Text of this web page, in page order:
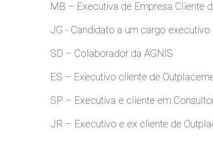
MB – Executiva de Empresa Cliente
JG - Candidato a um cargo
SD – Colaborador da AGNIS
ES – Executivo cliente de
SP – Executiva e cliente em
JR – Executivo e ex cliente de